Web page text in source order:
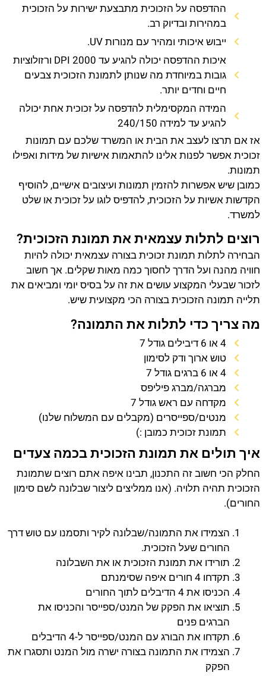
ההדפסה על הזכוכית מתבצעת ישירות על הזכוכית
במהירות ובדיוק רב.
ייבוש איכותי ומהיר עם מנורות UV.
איכות ההדפסה יכולה להגיע עד 2000 DPI ורזולוציות
גובות במיוחדת מה שנותן לתמונת הזכוכית צבעים
חיים וחדים יותר.
המידה המקסימלית להדפסה על זכוכית אחת יכולה
להגיע עד למידה 240/150
אז אם תרצו לעצב את הבית או המשרד שלכם עם תמונות
זכוכית אפשר לפנות אלינו להתאמות אישיות של מידות ואפילו
תמונות.
כמובן שיש אפשרות להזמין תמונות ועיצובים אישיים, להוסיף
הקדשות אשיות על הזכוכית, להדפיס לוגו על זכוכית או שלט
למשרד.
רוצים לתלות עצמאית את תמונת הזכוכית?
הבחירה לתלות תמונת זכוכית בצורה עצמאית יכולה להיות
חוויה מהנה ועל הדרך לחסוך כמה מאות שקלים. אך חשוב
לזכור שבעלי המקצוע עושים את זה על בסיס יומי ומביאים את
תלייה תמונה הזכוכית בצורה הכי מקצועית שיש.
מה צריך כדי לתלות את התמונה?
4 או 6 דיבילים גודל 7
טוש ארוך ודק לסימון
4 או 6 ברגים גודל 7
מברגה/מברג פיליפס
מקדחה עם ראש גודל 7
מנטים/ספייסרים (מקבלים עם המשלוח שלנו)
תמונת זכוכית כמובן :)
איך תולים את תמונת הזכוכית בכמה צעדים
החלק הכי חשוב זה התכנון, תבינו איפה אתם רוצים שתמונת
הזכוכית תהיה תלויה. (אנו ממליצים ליצור שבלונה לשם סימון
החורים).
הצמידו את התמונה/שבלונה לקיר ותסמנו עם טוש דרך
החורים שעל הזכוכית.
תורידו את תמונת הזכוכית או את השבלונה
תקדחו 4 חורים איפה שסימנתם
הכניסו את 4 הדיבלים לתוך החורים
תוציאו את הפקק של המנט/ספייסר והכניסו את
הברגים פנים
תקדחו את הבורג עם המנט/ספייסר ל-4 הדיבלים
הצמידו את התמונה בצורה ישרה מול המנט ותסגרו את
הפקק